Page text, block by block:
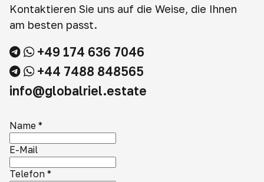
Kontaktieren Sie uns auf die Weise, die Ihnen
am besten passt.
+49 174 636 7046
+44 7488 848565
info@globalriel.estate
Name *
E-Mail
Telefon *